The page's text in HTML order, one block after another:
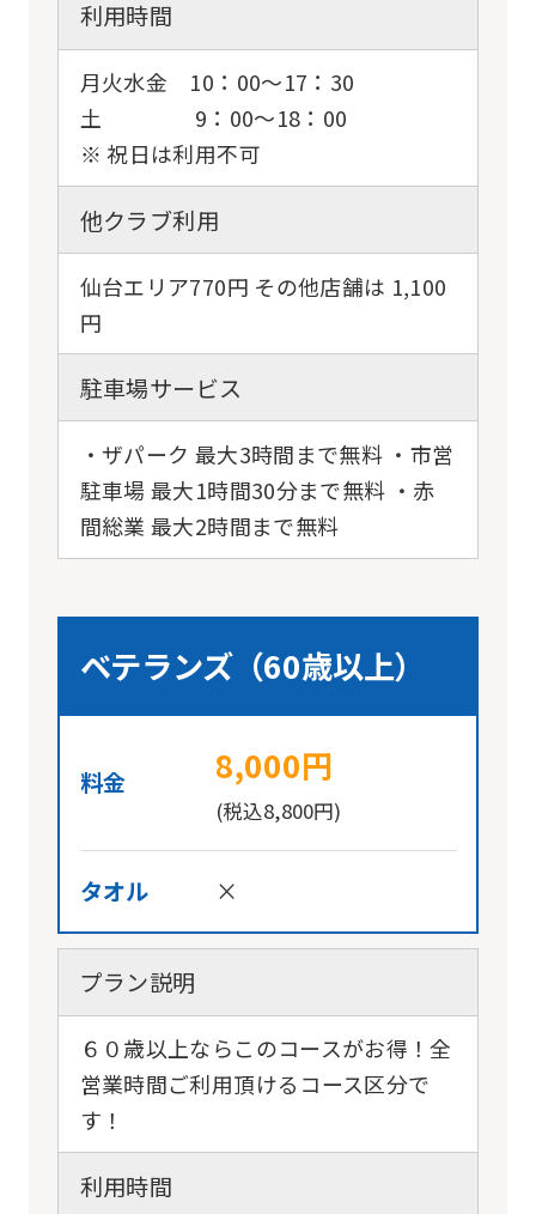
利用時間
月火水金 10：00〜17：30
土 9：00〜18：00
※ 祝日は利用不可
他クラブ利用
仙台エリア770円 その他店舗は 1,100
円
駐車場サービス
・ザパーク 最大3時間まで無料 ・市営
駐車場 最大1時間30分まで無料 ・赤
間総業 最大2時間まで無料
ベテランズ（60歳以上）
料金 8,000円
(税込8,800円)
タオル ×
プラン説明
６０歳以上ならこのコースがお得！全
営業時間ご利用頂けるコース区分で
す！
利用時間
if
you
an
translation
service,
the
version
of
this
website
be
translated
mechanically,
it
may
not
accurate
The
translation
differ